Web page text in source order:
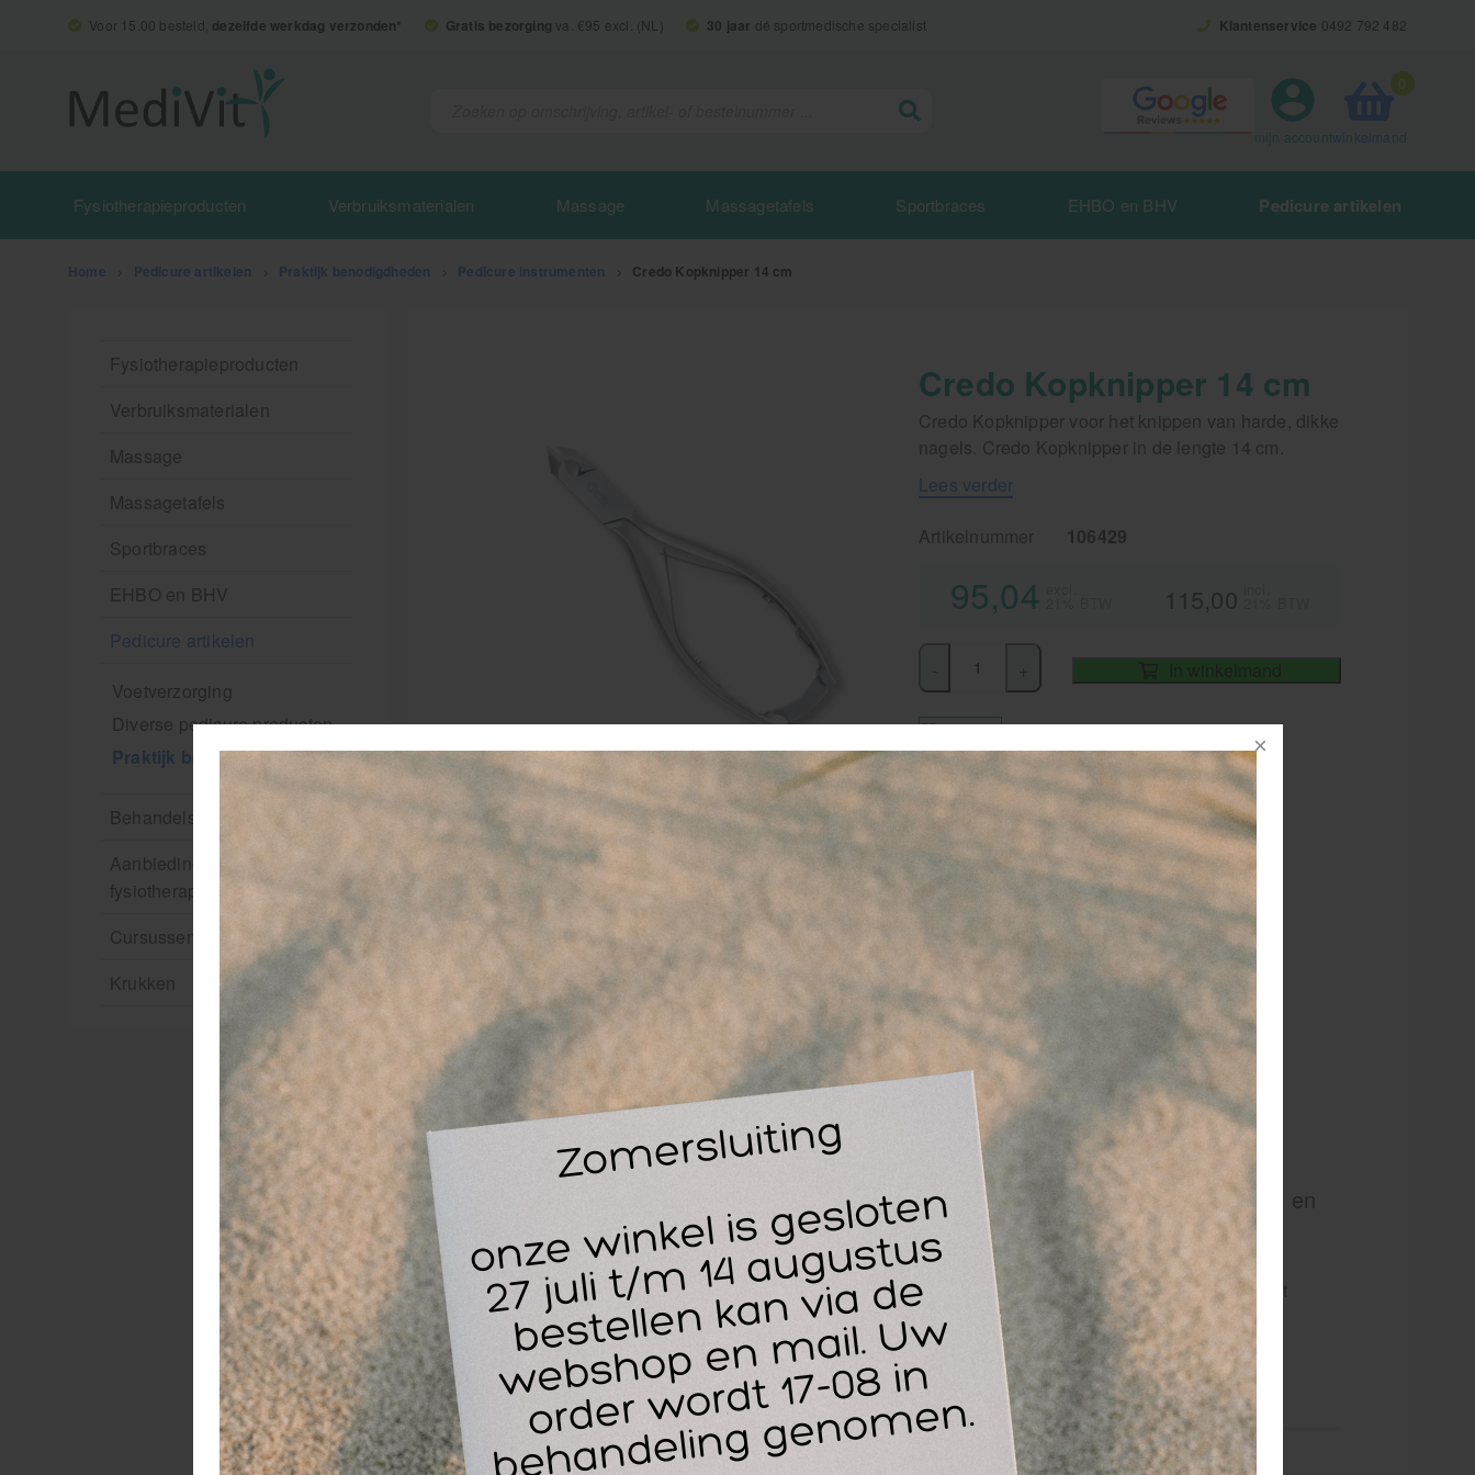
Voor 15.00 besteld, dezelfde werkdag verzonden* Gratis bezorging va. €95 excl. (NL) 30 jaar dé sportmedische specialist Klantenservice 0492 792 482
0
mijn account
Fysiotherapieproducten Verbruiksmaterialen Massage Massagetafels Sportbraces EHBO en BHV Pedicure artikelen
Home Pedicure artikelen Praktijk benodigdheden Pedicure instrumenten Credo Kopknipper 14 cm
Fysiotherapieproducten
Verbruiksmaterialen
Massage
Massagetafels
Sportbraces
EHBO en BHV
Pedicure artikelen
Voetverzorging
Diverse pedicure producten
Praktijk benodigdheden
Behandelstoel elektrisch
Aanbiedingen groothandel
fysiotherapie en massage
Cursussen
Krukken
Credo Kopknipper 14 cm
Credo Kopknipper voor het knippen van harde, dikke
nagels. Credo Kopknipper in de lengte 14 cm.
Lees verder
Artikelnummer 106429
95,04 115,00
In winkelmand
favoriet
Levertijd1-2 werkdagen
Snelle levertijd
Knipt moeiteloos dikke nagels
RVS voor lange levensduur
Credo Kopknipper 14 cm
Bent u op zoek naar een professionele kopknipper voor het knippen van de harde en
Kies dan voor Credo professional series van Solingen. Dit merk staat voor kwaliteit, met de Credo
kopknipper haalt u een hoogwaardig instrument in huis voor de pedicuresalon. Deze kopknipper knipt
moeiteloos harde en dikke nagels door.
Uitvoering: gematteerd RVS, 14 cm.